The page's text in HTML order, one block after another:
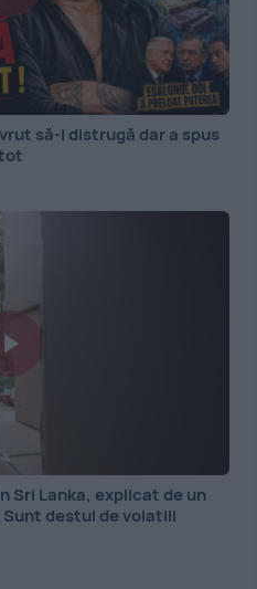
să-l distrugă dar a spus
Sri Lanka, explicat de un
destul de volatili